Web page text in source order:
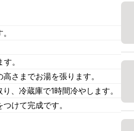
。
さまでお湯を張ります。
、冷蔵庫で1時間冷やします。
けて完成です。